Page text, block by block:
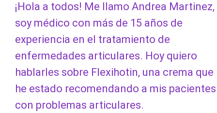
¡Hola a todos! Me llamo Andrea Martinez,
soy médico con más de 15 años de
experiencia en el tratamiento de
enfermedades articulares. Hoy quiero
hablarles sobre Flexihotin, una crema que
he estado recomendando a mis pacientes
con problemas articulares.